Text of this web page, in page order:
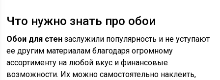
Что нужно знать про обои
Обои для стен заслужили популярность и не уступают
ее другим материалам благодаря огромному
ассортименту на любой вкус и финансовые
возможности. Их можно самостоятельно наклеить,